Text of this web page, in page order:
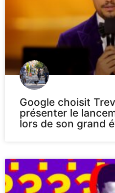
Google choisit
présenter le
lors de son grand